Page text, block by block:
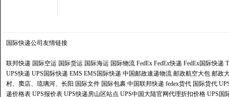
国际快递公司 友情链接
联邦快递 国际空运 国际货运 国际海运 国际物流 FedEx FedEx快递 FedEx国际快递
UPS快递 UPS国际快递 EMS EMS国际快递 中国邮政速递物流 邮政航空大包 邮政
村、窦店、琉璃河、长阳 国际文件 国际包裹 中国联邦快递 fedex货代 国际货代
递价格表 UPS报价表 UPS快递房山区站点 UPS中国大陆官网代理折扣价格 UPS国